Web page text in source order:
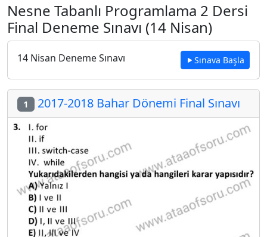
Nesne Tabanlı Programlama 2 Dersi
Final Deneme Sınavı (14 Nisan)
14 Nisan Deneme Sınavı Sınava Başla
1 2017-2018 Bahar Dönemi Final Sınavı